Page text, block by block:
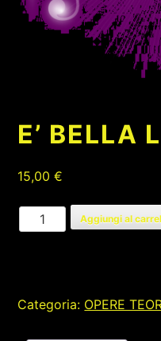
E’ BELLA
15,00€
BELLA
Aggiungi al
Categoria: OPERE